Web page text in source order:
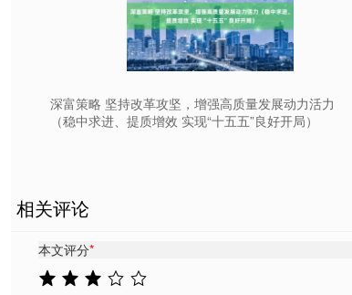
深富策略 坚持改革攻坚，增强高质量发展动力活力
（稳中求进、提质增效 实现“十五五”良好开局）
相关评论
本文评分*